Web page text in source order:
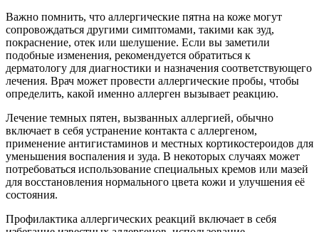
Важно помнить, что аллергические пятна на коже могут
сопровождаться другими симптомами, такими как зуд,
покраснение, отек или шелушение. Если вы заметили
подобные изменения, рекомендуется обратиться к
дерматологу для диагностики и назначения соответствующего
лечения. Врач может провести аллергические пробы, чтобы
определить, какой именно аллерген вызывает реакцию.
Лечение темных пятен, вызванных аллергией, обычно
включает в себя устранение контакта с аллергеном,
применение антигистаминов и местных кортикостероидов для
уменьшения воспаления и зуда. В некоторых случаях может
потребоваться использование специальных кремов или мазей
для восстановления нормального цвета кожи и улучшения её
состояния.
Профилактика аллергических реакций включает в себя